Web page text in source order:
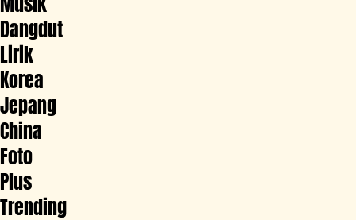
Dangdut
Lirik
Korea
Jepang
China
Foto
Plus
Trending